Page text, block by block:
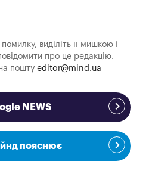
виділіть її мишкою і
про це редакцію.
пошту editor@mind.ua
NEWS
пояснює